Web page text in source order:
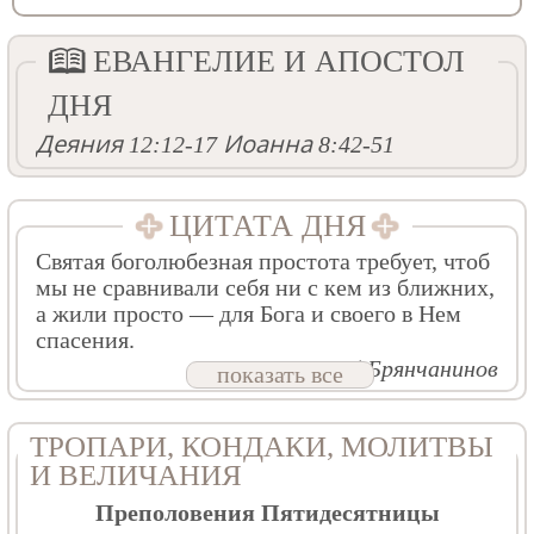
ЕВАНГЕЛИЕ И АПОСТОЛ
ДНЯ
Деяния 12:12-17 Иоанна 8:42-51
ЦИТАТА ДНЯ
Святая боголюбезная простота требует, чтоб
мы не сравнивали себя ни с кем из ближних,
а жили просто — для Бога и своего в Нем
спасения.
Свт. Игнатий Брянчанинов
показать все
ТРОПАРИ, КОНДАКИ, МОЛИТВЫ
И ВЕЛИЧАНИЯ
Преполовения Пятидесятницы